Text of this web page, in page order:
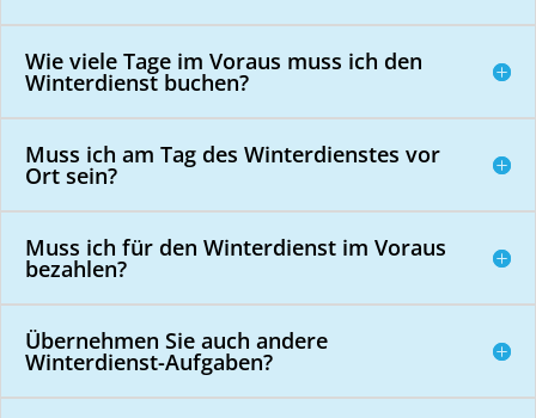
Wie viele Tage im Voraus muss ich den
Winterdienst buchen?
Muss ich am Tag des Winterdienstes vor
Ort sein?
Muss ich für den Winterdienst im Voraus
bezahlen?
Übernehmen Sie auch andere
Winterdienst-Aufgaben?